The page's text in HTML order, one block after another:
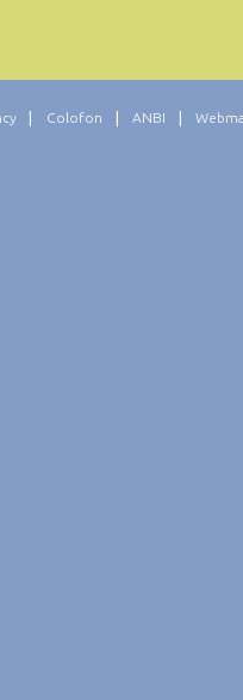
Colofon ANBI